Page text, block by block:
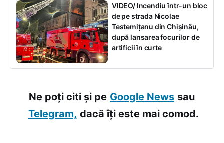
VIDEO/ Incendiu într-un bloc
de pe strada Nicolae
Testemițanu din Chișinău,
după lansarea focurilor de
artificii în curte
Ne poți citi și pe Google News sau
Telegram, dacă îți este mai comod.